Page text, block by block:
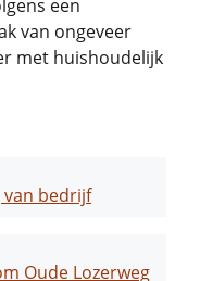
een
van ongeveer
met huishoudelijk
bedrijf
Oude Lozerweg